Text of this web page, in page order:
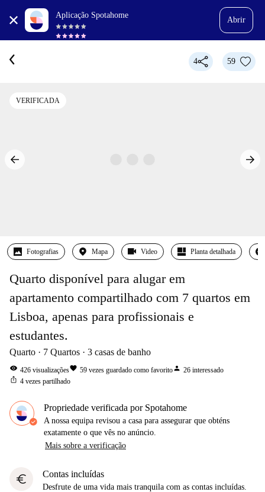
Aplicação Spotahome
Abrir
4 59
VERIFICADA
Fotografias Mapa Video Planta detalhada
Quarto disponível para alugar em
apartamento compartilhado com 7 quartos em
Lisboa, apenas para profissionais e
estudantes.
Quarto 7 Quartos 3 casas de banho
visibility 426 visualizaçõesfavorite 59 vezes guardado como favoritoperson 26 interessado
ios_share 4 vezes partilhado
Propriedade verificada por Spotahome
A nossa equipa revisou a casa para assegurar que obténs
exatamente o que vês no anúncio.
Mais sobre a verificação
euro Contas incluídas
Desfrute de uma vida mais tranquila com as contas incluídas.